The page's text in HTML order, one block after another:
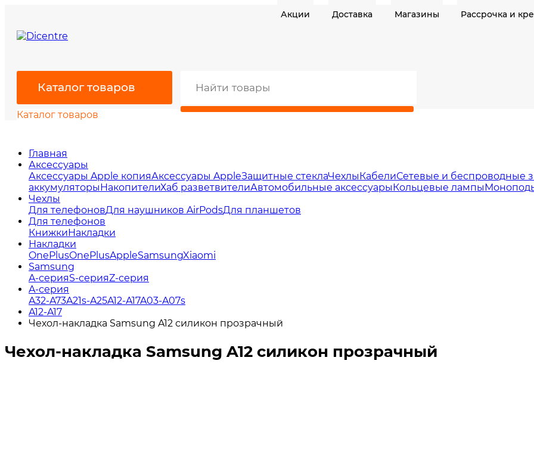
Акции Доставка Магазины Рассрочка и
Каталог товаров
Каталог товаров
Главная
Аксессуары
Аксессуары Apple копияАксессуары AppleЗащитные стеклаЧехлыКабелиСетевые и беспроводные
аккумуляторыНакопителиХаб разветвителиАвтомобильные аксессуарыКольцевые лампы
Чехлы
Для телефоновДля наушников AirPodsДля планшетов
Для телефонов
КнижкиНакладки
Накладки
OnePlusOnePlusAppleSamsungXiaomi
Samsung
A-серияS-серияZ-серия
A-серия
A32-A73A21s-A25A12-A17A03-A07s
A12-A17
Чехол-накладка Samsung A12 силикон прозрачный
Чехол-накладка Samsung A12 силикон прозрачный